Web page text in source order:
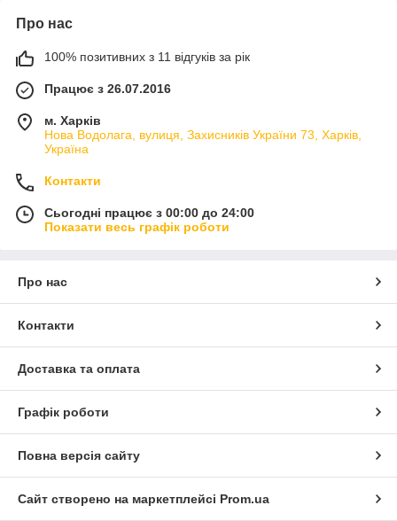
Про нас
100% позитивних з 11 відгуків за рік
Працює з 26.07.2016
м. Харків
Нова Водолага, вулиця, Захисників України 73, Харків,
Україна
Контакти
Сьогодні працює з 00:00 до 24:00
Показати весь графік роботи
Про нас
Контакти
Доставка та оплата
Графік роботи
Повна версія сайту
Сайт створено на маркетплейсі Prom.ua